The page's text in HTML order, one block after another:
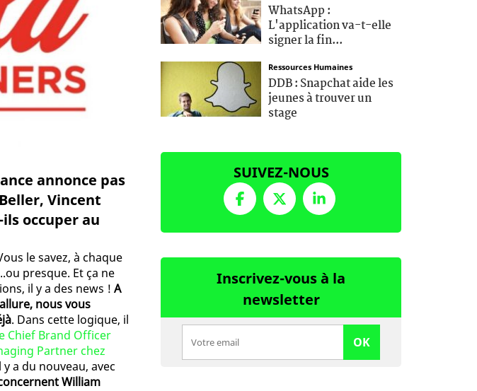
annonce pas
Vincent
occuper au
le savez, à chaque
presque. Et ça ne
il y a des news ! A
nous vous
. Dans cette logique, il
Chief Brand Officer
Partner chez
a du nouveau, avec
William
WhatsApp :
L'application va-t-elle
signer la fin...
Ressources Humaines
DDB : Snapchat aide les
jeunes à trouver un
stage
SUIVEZ-NOUS
Inscrivez-vous à la
newsletter
OK